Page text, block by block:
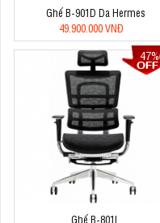
Ghế B-901D Da Hermes
49.900.000 VNĐ
47%
Ghế B-801L